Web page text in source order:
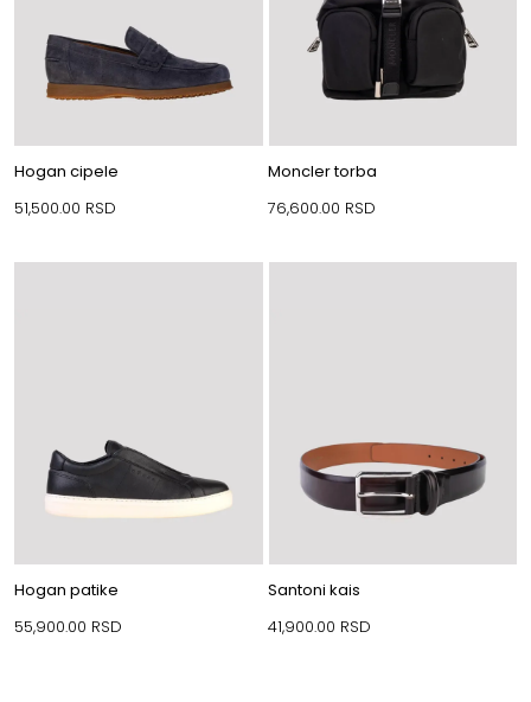
Hogan cipele
51,500.00 RSD
Moncler torba
76,600.00 RSD
Hogan patike
55,900.00 RSD
Santoni kais
41,900.00 RSD